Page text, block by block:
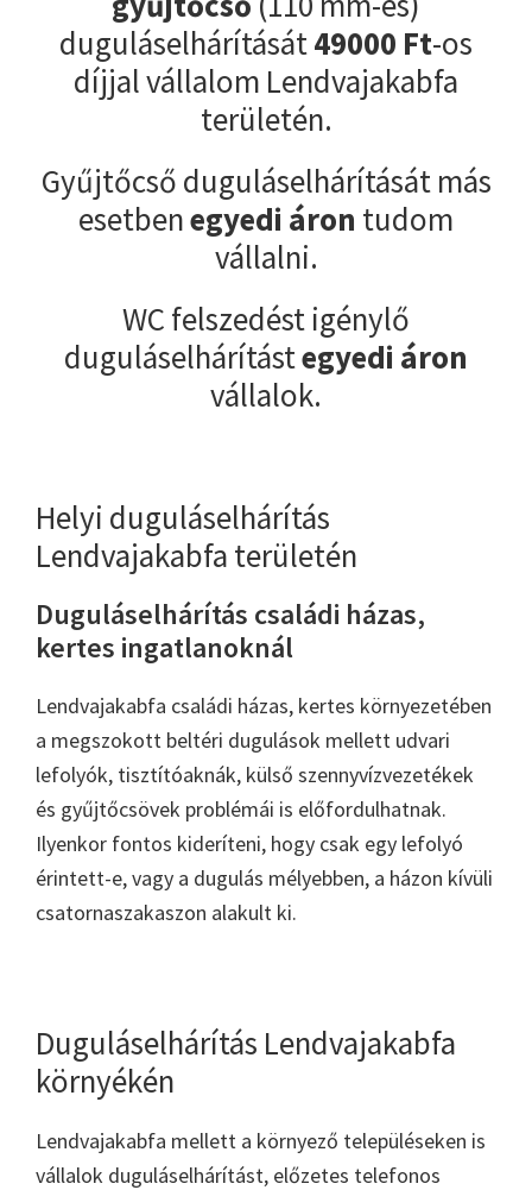
duguláselhárítását49000 Ft-os
díjjal vállalom Lendvajakabfa
területén.
Gyűjtőcső duguláselhárítását más
esetbenegyedi áron tudom
vállalni.
WC felszedést igénylő
duguláselhárítástegyedi áron
vállalok.
Helyi duguláselhárítás
Lendvajakabfa területén
Duguláselhárítás családi házas,
kertes ingatlanoknál
Lendvajakabfa családi házas, kertes környezetében
a megszokott beltéri dugulások mellett udvari
lefolyók, tisztítóaknák, külső szennyvízvezetékek
és gyűjtőcsövek problémái is előfordulhatnak.
Ilyenkor fontos kideríteni, hogy csak egy lefolyó
érintett-e, vagy a dugulás mélyebben, a házon kívüli
csatornaszakaszon alakult ki.
Duguláselhárítás Lendvajakabfa
környékén
Lendvajakabfa mellett a környező településeken is
vállalok duguláselhárítást, előzetes telefonos